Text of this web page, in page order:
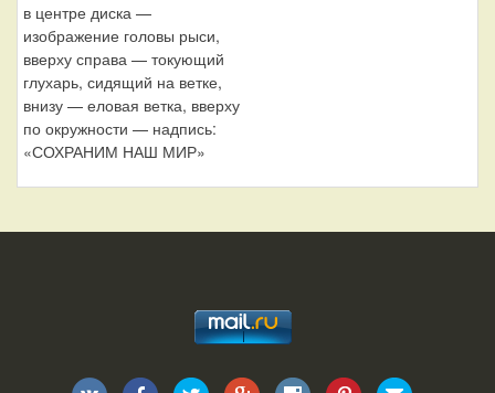
в центре диска —
изображение головы рыси,
вверху справа — токующий
глухарь, сидящий на ветке,
внизу — еловая ветка, вверху
по окружности — надпись:
«СОХРАНИМ НАШ МИР»